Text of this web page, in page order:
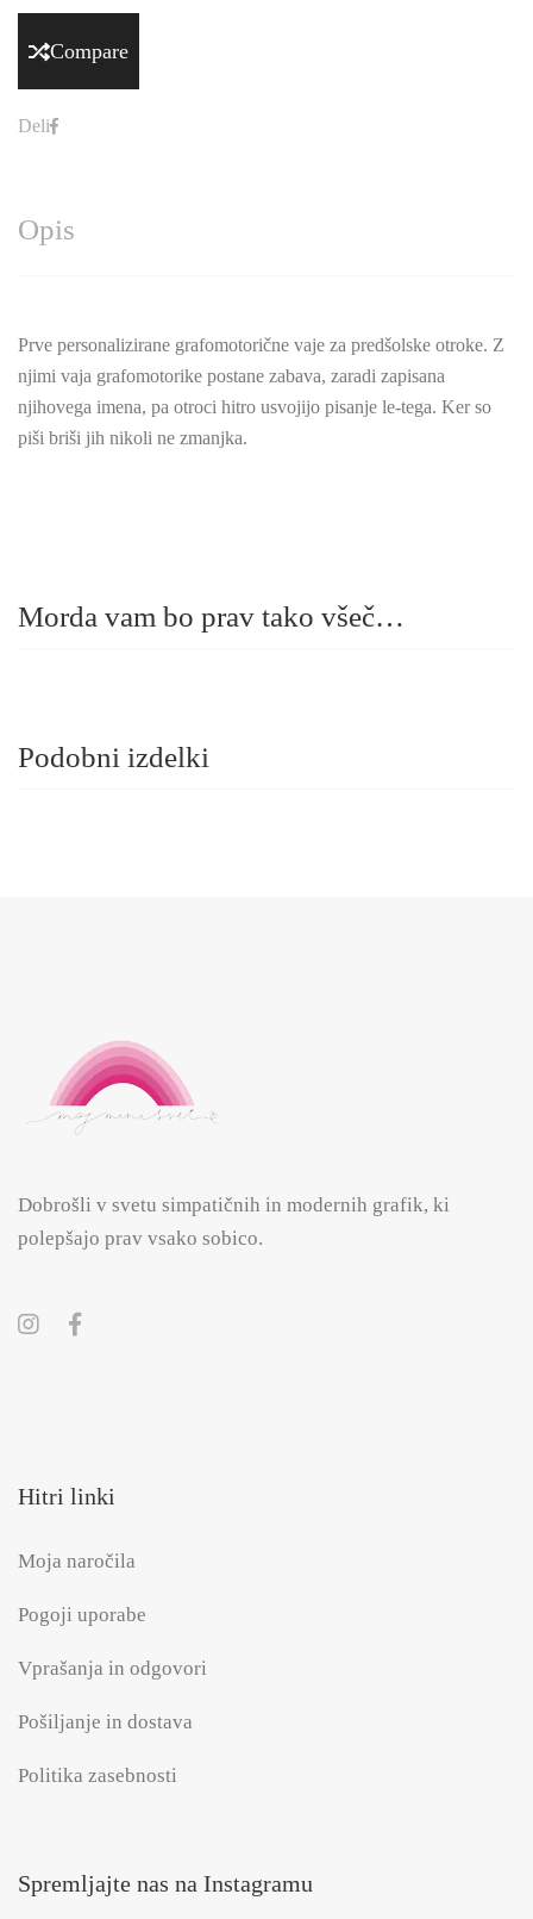
Compare
Deli
Opis
Prve personalizirane grafomotorične vaje za predšolske otroke. Z
njimi vaja grafomotorike postane zabava, zaradi zapisana
njihovega imena, pa otroci hitro usvojijo pisanje le-tega. Ker so
piši briši jih nikoli ne zmanjka.
Morda vam bo prav tako všeč…
Podobni izdelki
Dobrošli v svetu simpatičnih in modernih grafik, ki
polepšajo prav vsako sobico.
Hitri linki
Moja naročila
Pogoji uporabe
Vprašanja in odgovori
Pošiljanje in dostava
Politika zasebnosti
Spremljajte nas na Instagramu